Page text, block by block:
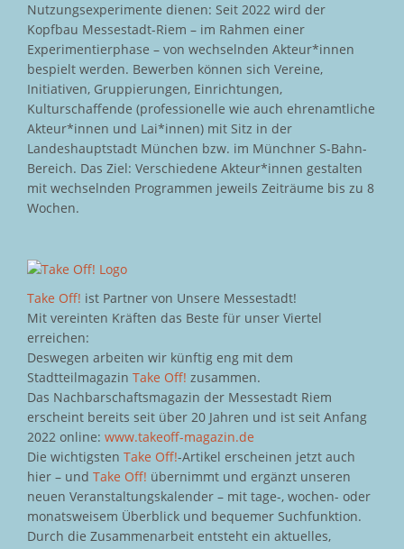
Nutzungsexperimente dienen: Seit 2022 wird der
Kopfbau Messestadt-Riem – im Rahmen einer
Experimentierphase – von wechselnden Akteur*innen
bespielt werden. Bewerben können sich Vereine,
Initiativen, Gruppierungen, Einrichtungen,
Kulturschaffende (professionelle wie auch ehrenamtliche
Akteur*innen und Lai*innen) mit Sitz in der
Landeshauptstadt München bzw. im Münchner S-Bahn-
Bereich. Das Ziel: Verschiedene Akteur*innen gestalten
mit wechselnden Programmen jeweils Zeiträume bis zu 8
Wochen.
Take Off! ist Partner von Unsere Messestadt!
Mit vereinten Kräften das Beste für unser Viertel
erreichen:
Deswegen arbeiten wir künftig eng mit dem
Stadtteilmagazin Take Off! zusammen.
Das Nachbarschaftsmagazin der Messestadt Riem
erscheint bereits seit über 20 Jahren und ist seit Anfang
2022 online: www.takeoff-magazin.de
Die wichtigsten Take Off!-Artikel erscheinen jetzt auch
hier – und Take Off! übernimmt und ergänzt unseren
neuen Veranstaltungskalender – mit tage-, wochen- oder
monatsweisem Überblick und bequemer Suchfunktion.
Durch die Zusammenarbeit entsteht ein aktuelles,